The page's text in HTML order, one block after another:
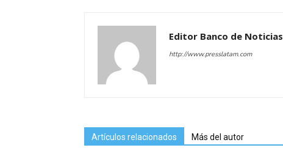
Editor Banco de Noticias
http://www.presslatam.com
Artículos relacionados Más del autor